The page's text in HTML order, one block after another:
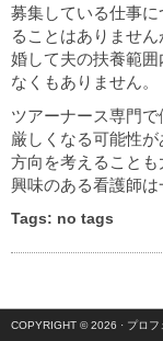
募集している仕事
ることはありませ
婚して夫の扶養範
なくもありません。
ツアーナース専門
厳しくなる可能性
方向を考えること
興味のある看護師は
Tags: no tags
COPYRIGHT © 2026 · プロフ